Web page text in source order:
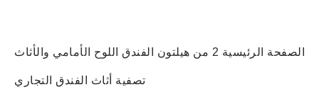
الصفحة الرئيسية 2 من هيلتون الفندق اللوح الأمامي والأثاث